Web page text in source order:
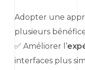
Adopter une
plusieurs
✅ Améliorer l’
interfaces plus